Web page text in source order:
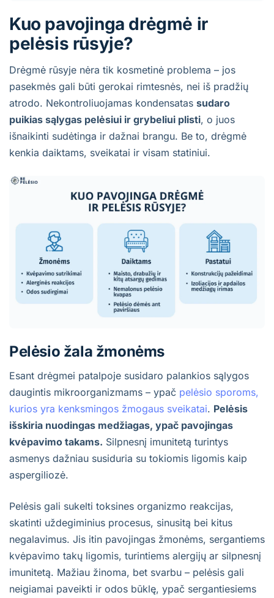
Kuo pavojinga drėgmė ir
pelėsis rūsyje?
Drėgmė rūsyje nėra tik kosmetinė problema – jos
pasekmės gali būti gerokai rimtesnės, nei iš pradžių
atrodo. Nekontroliuojamas kondensatas sudaro
puikias sąlygas pelėsiui ir grybeliui plisti, o juos
išnaikinti sudėtinga ir dažnai brangu. Be to, drėgmė
kenkia daiktams, sveikatai ir visam statiniui.
Pelėsio žala žmonėms
Esant drėgmei patalpoje susidaro palankios sąlygos
daugintis mikroorganizmams – ypač pelėsio sporoms,
kurios yra kenksmingos žmogaus sveikatai. Pelėsis
išskiria nuodingas medžiagas, ypač pavojingas
kvėpavimo takams. Silpnesnį imunitetą turintys
asmenys dažniau susiduria su tokiomis ligomis kaip
aspergiliozė.
Pelėsis gali sukelti toksines organizmo reakcijas,
skatinti uždegiminius procesus, sinusitą bei kitus
negalavimus. Jis itin pavojingas žmonėms, sergantiems
kvėpavimo takų ligomis, turintiems alergijų ar silpnesnį
imunitetą. Mažiau žinoma, bet svarbu – pelėsis gali
neigiamai paveikti ir odos būklę, ypač sergantiesiems